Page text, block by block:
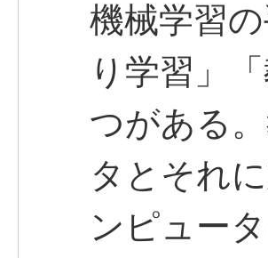
機械学習
り学習」
つがある
タとそれ
ンピュー